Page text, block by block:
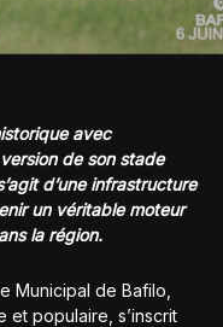
avec
de son stade
d’une infrastructure
un véritable moteur
la région.
Municipal de Bafilo,
et populaire, s’inscrit